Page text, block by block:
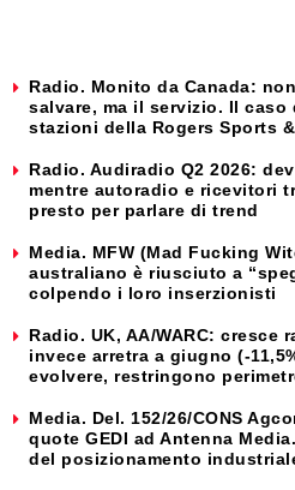
Radio. Monito da Canada:
salvare, ma il servizio. Il
stazioni della Rogers Sports
Radio. Audiradio Q2 2026:
mentre autoradio e ricevitori
presto per parlare di trend
Media. MFW (Mad Fucking
australiano è riusciuto a
colpendo i loro inserzionisti
Radio. UK, AA/WARC: cresce
invece arretra a giugno (-
evolvere, restringono
Media. Del. 152/26/CONS
quote GEDI ad Antenna
del posizionamento